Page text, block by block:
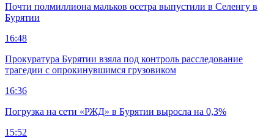
Почти полмиллиона мальков осетра выпустили в Селенгу в
Бурятии
16:48
Прокуратура Бурятии взяла под контроль расследование
трагедии с опрокинувшимся грузовиком
16:36
Погрузка на сети «РЖД» в Бурятии выросла на 0,3%
15:52